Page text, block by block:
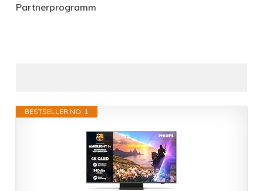
Partnerprogramm
BESTSELLER NO. 1